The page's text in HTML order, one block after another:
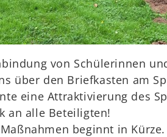
von Schülerinnen
über den Briefkasten am
eine Attraktivierung des
an alle Beteiligten!
beginnt in Kürze.